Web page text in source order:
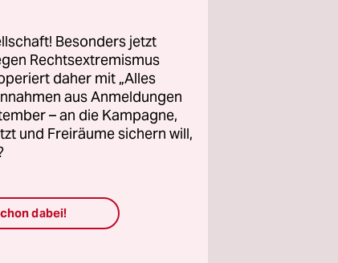
sagt
Besonders jetzt
Rechtsextremismus
daher mit „Alles
aus Anmeldungen
– an die Kampagne,
und Freiräume sichern will,
dabei!